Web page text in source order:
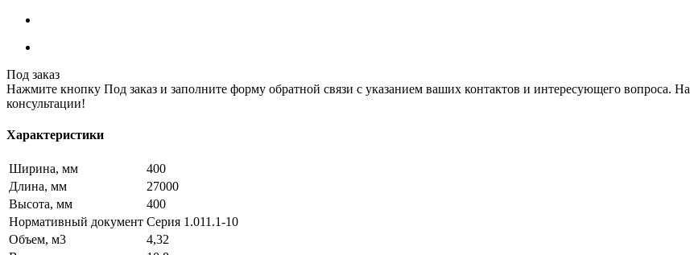
Под заказ
Нажмите кнопку Под заказ и заполните форму обратной связи с указанием ваших контактов и интересующего вопроса.
консультации!
Характеристики
Ширина, мм
400
Длина, мм
27000
Высота, мм
400
Нормативный документ Серия 1.011.1-10
Объем, м3
4,32